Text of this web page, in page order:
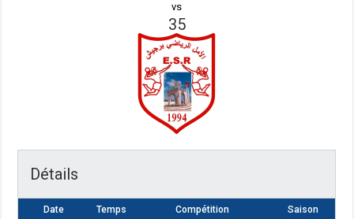
vs
35
Détails
Date Temps Compétition Saison